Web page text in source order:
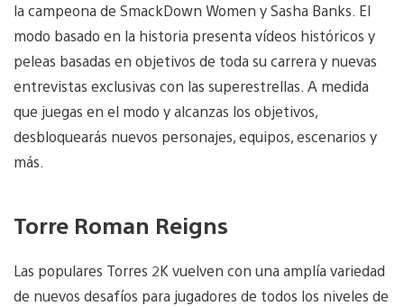
la campeona de SmackDown Women y Sasha Banks. El
modo basado en la historia presenta vídeos históricos y
peleas basadas en objetivos de toda su carrera y nuevas
entrevistas exclusivas con las superestrellas. A medida
que juegas en el modo y alcanzas los objetivos,
desbloquearás nuevos personajes, equipos, escenarios y
más.
Torre Roman Reigns
Las populares Torres 2K vuelven con una amplía variedad
de nuevos desafíos para jugadores de todos los niveles de